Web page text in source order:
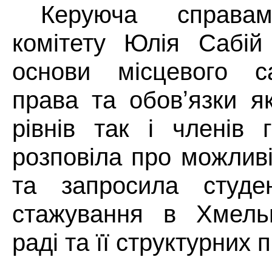
Керуюча
комітету Юлія
основи місцевого
права та обовʼязки
рівнів так і членів
розповіла про
та запросила
стажування в
раді та її структурних